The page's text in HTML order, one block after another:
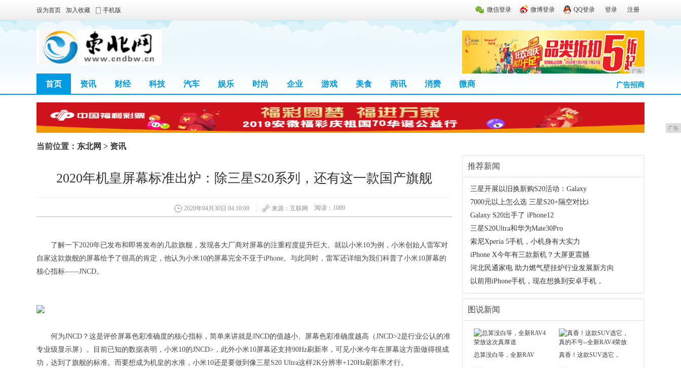
微信登录 微博登录 QQ登录 登录 注册
设为首页 加入收藏 手机版
广告
首页 资讯 财经 科技 汽车 娱乐 时尚 企业 游戏 美食 商讯 消费 微商 广告招商
广告
当前位置： 东北网 > 资讯
2020年机皇屏幕标准出炉：除三星S20系列，还有这一款国产旗舰
2020年04月30日 04:10:09 来源：互联网 阅读：1089
了解一下2020年已发布和即将发布的几款旗舰，发现各大厂商对屏幕的注重程度提升巨大。就以小米10为例，小米创始人雷军对
自家这款旗舰的屏幕给予了很高的肯定，他认为小米10的屏幕完全不亚于iPhone。与此同时，雷军还详细为我们科普了小米10屏幕的
核心指标——JNCD。
何为JNCD？这是评价屏幕色彩准确度的核心指标，简单来讲就是JNCD的值越小、屏幕色彩准确度越高（JNCD>2是行业公认的准
专业级显示屏）。目前已知的数据表明，小米10的JNCD>，此外小米10屏幕还支持90Hz刷新率，可见小米今年在屏幕这方面做得很成
功，达到了旗舰的标准。而要想成为机皇的水准，小米10还是要做到像三星S20 Ultra这样2K分辨率+120Hz刷新率才行。
推荐新闻
·三星开展以旧换新购S20活动：Galaxy
· 7000元以上怎么选 三星S20+隔空对比i
·Galaxy S20出手了 iPhone12
·三星S20Ultra和华为Mate30Pro
·索尼Xperia 5手机，小机身有大实力
·iPhone X今年有三款新机？大屏更震撼
·河北民通家电 助力燃气壁挂炉行业发展新方向
· 以前用iPhone手机，现在想换到安卓手机，
图说新闻
总算没白等，全新RAV 真香！这款SUV选它，